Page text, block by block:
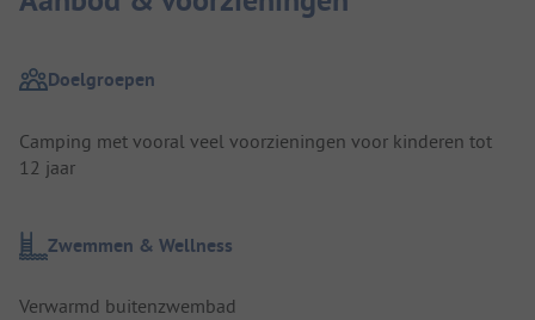
Doelgroepen
Camping met vooral veel voorzieningen voor kinderen tot
12 jaar
Zwemmen & Wellness
Verwarmd buitenzwembad